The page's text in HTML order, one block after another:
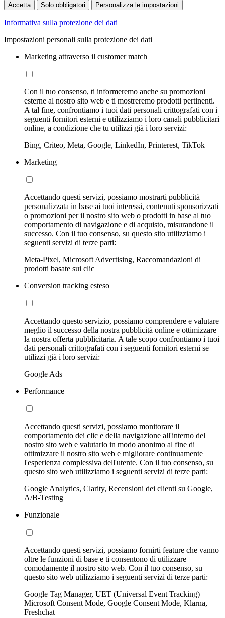
Accetta Solo obbligatori Personalizza le impostazioni
Informativa sulla protezione dei dati
Impostazioni personali sulla protezione dei dati
Marketing attraverso il customer match
Con il tuo consenso, ti informeremo anche su promozioni
esterne al nostro sito web e ti mostreremo prodotti pertinenti.
A tal fine, confrontiamo i tuoi dati personali crittografati con i
seguenti fornitori esterni e utilizziamo i loro canali pubblicitari
online, a condizione che tu utilizzi già i loro servizi:
Bing, Criteo, Meta, Google, LinkedIn, Printerest, TikTok
Marketing
Accettando questi servizi, possiamo mostrarti pubblicità
personalizzata in base ai tuoi interessi, contenuti sponsorizzati
o promozioni per il nostro sito web o prodotti in base al tuo
comportamento di navigazione e di acquisto, misurandone il
successo. Con il tuo consenso, su questo sito utilizziamo i
seguenti servizi di terze parti:
Meta-Pixel, Microsoft Advertising, Raccomandazioni di
prodotti basate sui clic
Conversion tracking esteso
Accettando questo servizio, possiamo comprendere e valutare
meglio il successo della nostra pubblicità online e ottimizzare
la nostra offerta pubblicitaria. A tale scopo confrontiamo i tuoi
dati personali crittografati con i seguenti fornitori esterni se
utilizzi già i loro servizi:
Google Ads
Performance
Accettando questi servizi, possiamo monitorare il
comportamento dei clic e della navigazione all'interno del
nostro sito web e valutarlo in modo anonimo al fine di
ottimizzare il nostro sito web e migliorare continuamente
l'esperienza complessiva dell'utente. Con il tuo consenso, su
questo sito web utilizziamo i seguenti servizi di terze parti:
Google Analytics, Clarity, Recensioni dei clienti su Google,
A/B-Testing
Funzionale
Accettando questi servizi, possiamo fornirti feature che vanno
oltre le funzioni di base e ti consentono di utilizzare
comodamente il nostro sito web. Con il tuo consenso, su
questo sito web utilizziamo i seguenti servizi di terze parti:
Google Tag Manager, UET (Universal Event Tracking)
Microsoft Consent Mode, Google Consent Mode, Klarna,
Freshchat